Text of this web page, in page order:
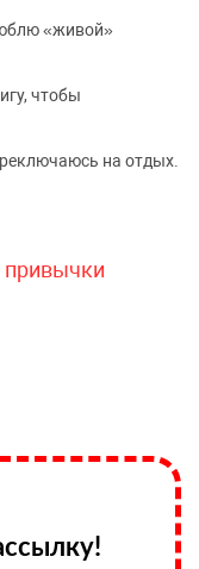
«живой»
чтобы
на отдых.
привычки